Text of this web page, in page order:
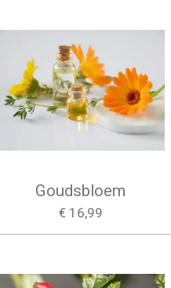
Goudsbloem
€ 16,99